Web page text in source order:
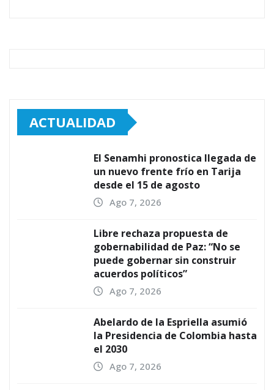
ACTUALIDAD
El Senamhi pronostica llegada de
un nuevo frente frío en Tarija
desde el 15 de agosto
Ago 7, 2026
Libre rechaza propuesta de
gobernabilidad de Paz: “No se
puede gobernar sin construir
acuerdos políticos”
Ago 7, 2026
Abelardo de la Espriella asumió
la Presidencia de Colombia hasta
el 2030
Ago 7, 2026